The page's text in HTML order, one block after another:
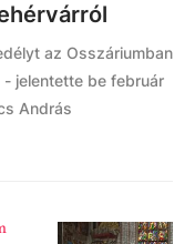
az Osszáriumban
jelentette be február
András